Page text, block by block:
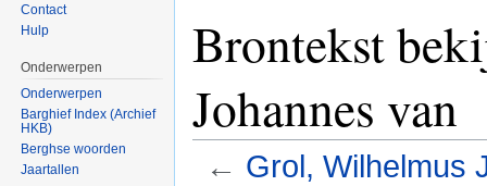
Brontekst
Johannes van
← Grol, Wilhelmus
Contact
Hulp
Onderwerpen
Onderwerpen
Barghief Index (Archief
HKB)
Berghse woorden
Jaartallen